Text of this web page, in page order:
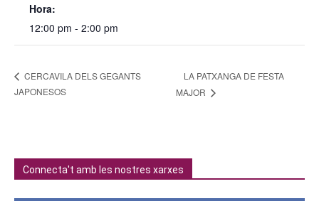
Hora:
12:00 pm - 2:00 pm
CERCAVILA DELS GEGANTS
JAPONESOS
LA PATXANGA DE FESTA
MAJOR
Connecta't amb les nostres xarxes